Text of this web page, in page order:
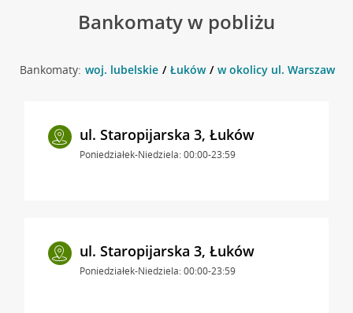
Bankomaty w pobliżu
Bankomaty: woj. lubelskie Łuków w okolicy ul.
ul. Staropijarska 3, Łuków
Poniedziałek-Niedziela: 00:00-23:59
ul. Staropijarska 3, Łuków
Poniedziałek-Niedziela: 00:00-23:59